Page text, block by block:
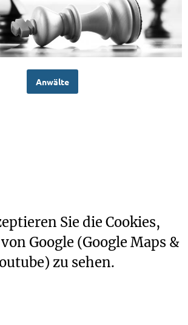
Anwälte
Sie die Cookies,
Google (Google Maps &
zu sehen.